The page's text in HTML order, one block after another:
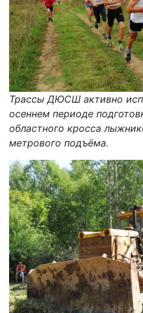
Трассы ДЮСШ активно
осеннем периоде
областного кросса
метрового подъёма.